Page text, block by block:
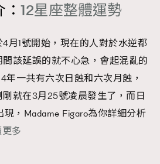
12星座整體運勢
月1號開始，現在的人對於水逆都
該延誤的就不心急，會起混亂的
一共有六次日蝕和六次月蝕，
就在3月25號凌晨發生了，而日
，Madame Figaro為你詳細分析
更多